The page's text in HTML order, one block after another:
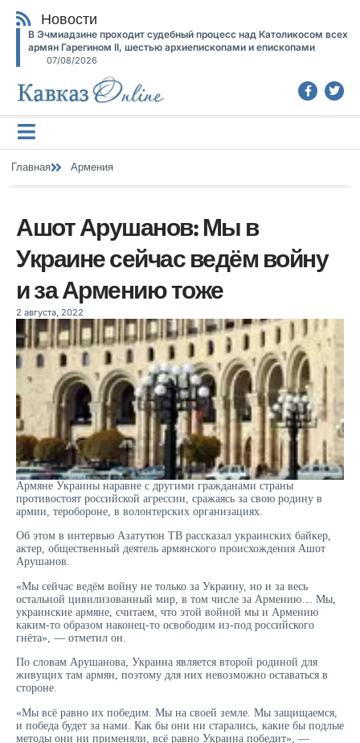
Новости
В Эчмиадзине проходит судебный процесс над Католикосом всех
армян Гарегином II, шестью архиепископами и епископами
07/08/2026
Главная Армения
Ашот Арушанов: Мы в
Украине сейчас ведём войну
и за Армению тоже
2 августа, 2022
Армяне Украины наравне с другими гражданами страны
противостоят российской агрессии, сражаясь за свою родину в
армии, теробороне, в волонтерских организациях.
Об этом в интервью Азатутюн ТВ рассказал украинских байкер,
актер, общественный деятель армянского происхождения Ашот
Арушанов.
«Мы сейчас ведём войну не только за Украину, но и за весь
остальной цивилизованный мир, в том числе за Армению… Мы,
украинские армяне, считаем, что этой войной мы и Армению
каким-то образом наконец-то освободим из-под российского
гнёта», — отметил он.
По словам Арушанова, Украина является второй родиной для
живущих там армян, поэтому для них невозможно оставаться в
стороне.
«Мы всё равно их победим. Мы на своей земле. Мы защищаемся,
и победа будет за нами. Как бы они ни старались, какие бы подлые
методы они ни применяли, всё равно Украина победит», —